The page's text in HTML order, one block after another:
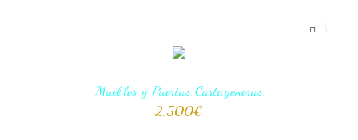
Muebles y Puertas Cartageneras
2,500€